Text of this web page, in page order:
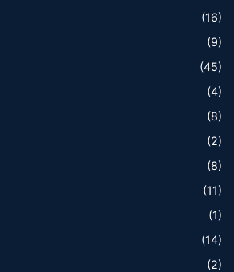
(16)
(9)
(45)
(4)
(8)
(2)
(8)
(11)
(1)
(14)
(2)